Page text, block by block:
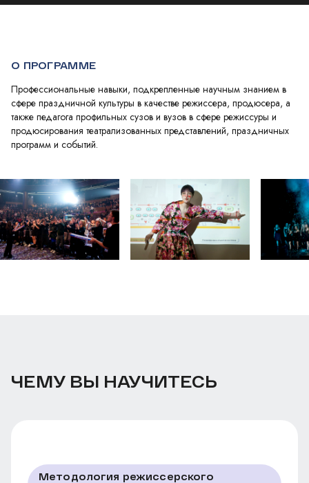
О ПРОГРАММЕ
Профессиональные навыки, подкрепленные научным знанием в
сфере праздничной культуры в качестве режиссера, продюсера, а
также педагога профильных сузов и вузов в сфере режиссуры и
продюсирования театрализованных представлений, праздничных
программ и событий.
ЧЕМУ ВЫ НАУЧИТЕСЬ
Методология режиссерского